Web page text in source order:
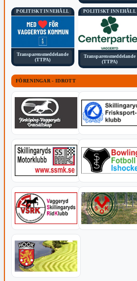
POLITISKT INNEHÅLL
Transparensmeddelande
(TTPA)
POLITISKT INNEHÅLL
Transparensmeddelande
(TTPA)
FÖRENINGAR - IDROTT